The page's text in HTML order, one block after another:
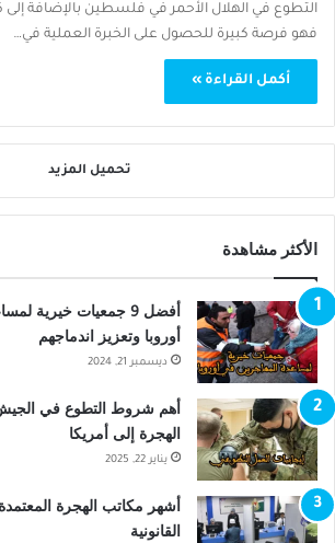
التطوع في الهلال الأحمر في فلسطين بالإضافة إلى
فهو فرصة كبيرة للحصول على الخبرة العملية في…
أكمل القراءة »
تحميل المزيد
الأكثر مشاهدة
أفضل 9 جمعيات خيرية
أوروبا وتعزيز اندماجهم
ديسمبر 21, 2024
أهم شروط التطوع في
الهجرة إلى أمريكا
يناير 22, 2025
أشهر مكاتب الهجرة
القانونية